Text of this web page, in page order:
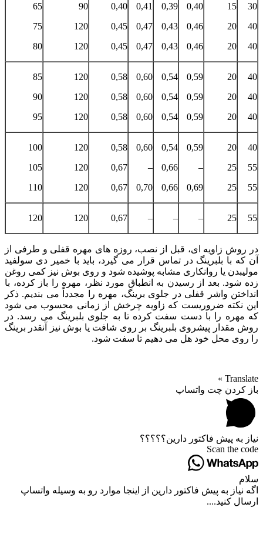
30
40
40
15
20
20
0,40
0,46
0,46
0,39
0,43
0,43
0,41
0,47
0,47
0,40
0,45
0,45
90
120
120
65
75
80
40
40
40
20
20
20
0,59
0,59
0,59
0,54
0,54
0,54
0,60
0,60
0,60
0,58
0,58
0,58
120
120
120
85
90
95
40
55
55
20
25
25
0,59
–
0,69
0,54
0,66
0,66
0,60
–
0,70
0,58
0,67
0,67
120
120
120
100
105
110
55
25
–
–
–
0,67
120
120
در روش زاویه ای، قبل از نصب، روزه های مهره قفلی و طرفی از
آن که با بلبرینگ در تماس قرار می گیرد، باید با خمیر دی سولفید
مولیبدن یا روانکاری مشابه پوشیده شود و روی بوش نیز کمی روغن
زده شود. بعد از رسیدن به انطباق مورد نظر، مهره را باز کرده، با
انداختن واشر قفلی در جلوی برینگ، مهره را مجدداً می بندیم. ذکر
این نکته ضروریست که زاویه چرخش از زمانی محسوب می شود
که مهره را با دست سفت کرده تا به جلوی بلبرینگ می رسد. در
روش مقدار پیشروی بلبرینگ بر روی شافت یا بوش نیز آنقدر برینگ
را روی محل خود هل می دهیم تا سفت شود.
Translate »
باز کردن چت واتساپ
نیاز به پیش فاکتور دارین؟؟؟؟؟
Scan the code
سلام
اگه نیاز به پیش فاکتور دارین از اینجا موارد رو به وسیله واتساپ
ارسال کنید....